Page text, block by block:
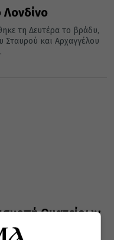
τη Δευτέρα το βράδυ,
Σταυρού και Αρχαγγέλου
Θυατείρων